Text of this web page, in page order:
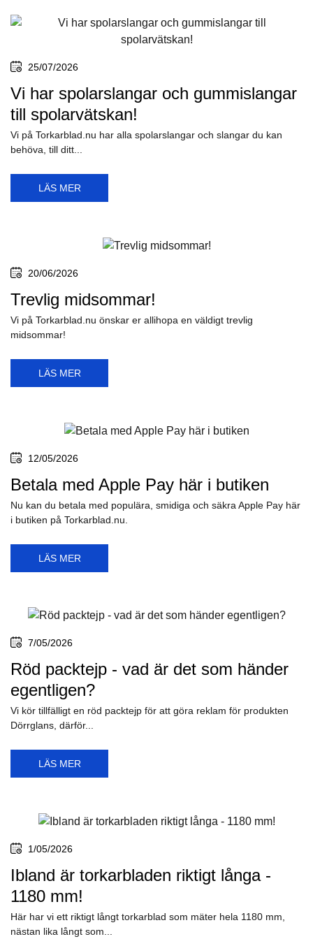
25/07/2026
Vi har spolarslangar och gummislangar
till spolarvätskan!
Vi på Torkarblad.nu har alla spolarslangar och slangar du kan
behöva, till ditt...
LÄS MER
20/06/2026
Trevlig midsommar!
Vi på Torkarblad.nu önskar er allihopa en väldigt trevlig
midsommar!
LÄS MER
12/05/2026
Betala med Apple Pay här i butiken
Nu kan du betala med populära, smidiga och säkra Apple Pay här
i butiken på Torkarblad.nu.
LÄS MER
7/05/2026
Röd packtejp - vad är det som händer
egentligen?
Vi kör tillfälligt en röd packtejp för att göra reklam för produkten
Dörrglans, därför...
LÄS MER
1/05/2026
Ibland är torkarbladen riktigt långa -
1180 mm!
Här har vi ett riktigt långt torkarblad som mäter hela 1180 mm,
nästan lika långt som...